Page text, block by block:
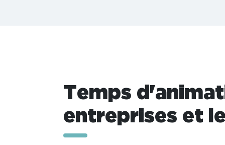
Temps
entreprises et